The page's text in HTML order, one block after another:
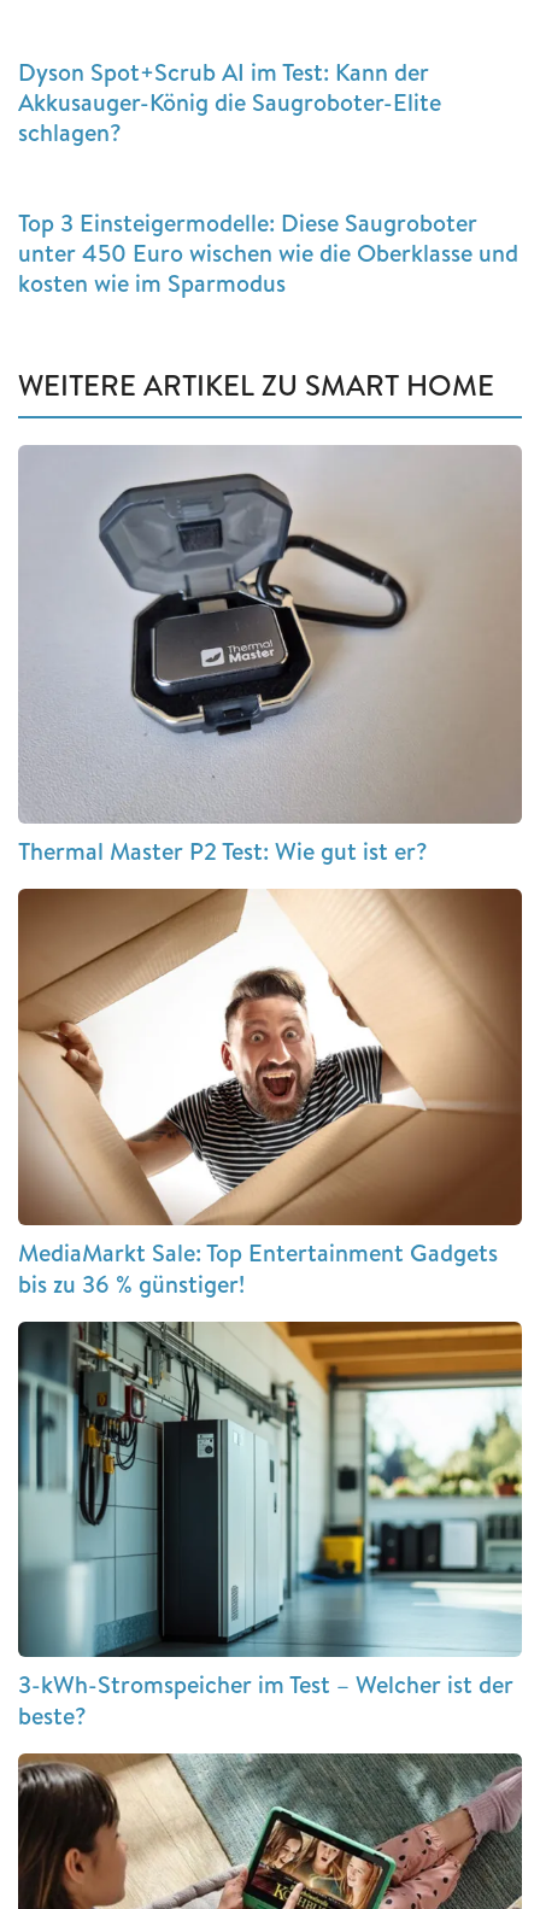
Dyson Spot+Scrub AI im Test: Kann der
Akkusauger-König die Saugroboter-Elite
schlagen?
Top 3 Einsteigermodelle: Diese Saugroboter
unter 450 Euro wischen wie die Oberklasse und
kosten wie im Sparmodus
WEITERE ARTIKEL ZU SMART HOME
Thermal Master P2 Test: Wie gut ist er?
MediaMarkt Sale: Top Entertainment Gadgets
bis zu 36 % günstiger!
3-kWh-Stromspeicher im Test – Welcher ist der
beste?